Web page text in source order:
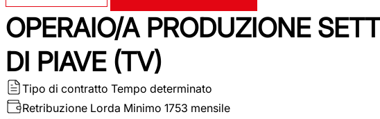
OPERAIO/A PRODUZIONE
DI PIAVE (TV)
Tipo di contratto Tempo determinato
Retribuzione Lorda Minimo 1753 mensile